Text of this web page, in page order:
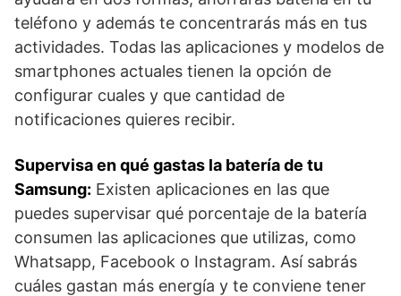
teléfono y además te concentrarás más en tus
actividades. Todas las aplicaciones y modelos de
smartphones actuales tienen la opción de
configurar cuales y que cantidad de
notificaciones quieres recibir.
Supervisa en qué gastas la batería de tu
Samsung: Existen aplicaciones en las que
puedes supervisar qué porcentaje de la batería
consumen las aplicaciones que utilizas, como
Whatsapp, Facebook o Instagram. Así sabrás
cuáles gastan más energía y te conviene tener